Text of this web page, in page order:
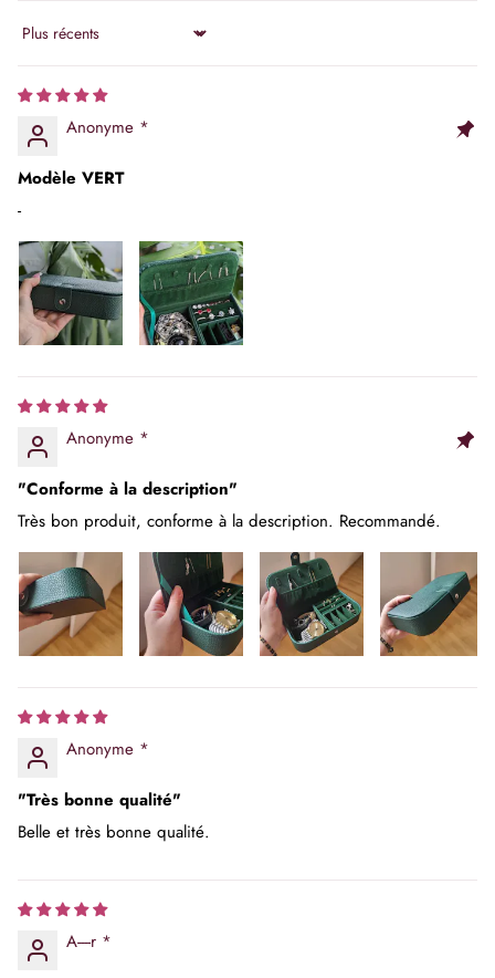
Sort by
Anonyme *
Modèle VERT
-
Anonyme *
"Conforme à la description"
Très bon produit, conforme à la description. Recommandé.
Anonyme *
"Très bonne qualité"
Belle et très bonne qualité.
A----r *